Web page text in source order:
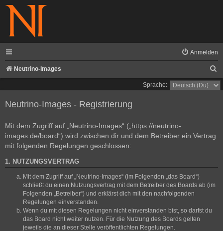
Anmelden
Neutrino-Images
u
Sprache:
Neutrino-Images - Registrierung
Mit dem Zugriff auf „Neutrino-Images“ („https://neutrino-
images.de/board“) wird zwischen dir und dem Betreiber ein Vertrag
mit folgenden Regelungen geschlossen:
1. NUTZUNGSVERTRAG
Mit dem Zugriff auf „Neutrino-Images“ (im Folgenden „das Board“)
schließt du einen Nutzungsvertrag mit dem Betreiber des Boards ab (im
Folgenden „Betreiber“) und erklärst dich mit den nachfolgenden
Regelungen einverstanden.
Wenn du mit diesen Regelungen nicht einverstanden bist, so darfst du
das Board nicht weiter nutzen. Für die Nutzung des Boards gelten
jeweils die an dieser Stelle veröffentlichten Regelungen.